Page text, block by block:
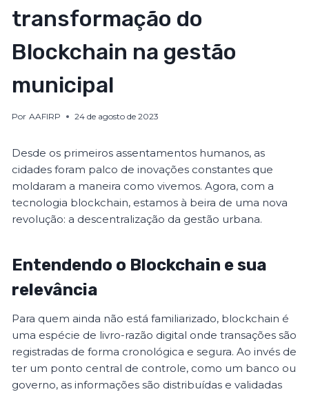
transformação do
Blockchain na gestão
municipal
Por AAFIRP 24 de agosto de 2023
Desde os primeiros assentamentos humanos, as
cidades foram palco de inovações constantes que
moldaram a maneira como vivemos. Agora, com a
tecnologia blockchain, estamos à beira de uma nova
revolução: a descentralização da gestão urbana.
Entendendo o Blockchain e sua
relevância
Para quem ainda não está familiarizado, blockchain é
uma espécie de livro-razão digital onde transações são
registradas de forma cronológica e segura. Ao invés de
ter um ponto central de controle, como um banco ou
governo, as informações são distribuídas e validadas